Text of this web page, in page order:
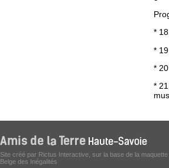
*
*
*
*
Site créé par Rictus Interactive, sur la base de la
Belge des Inégalités